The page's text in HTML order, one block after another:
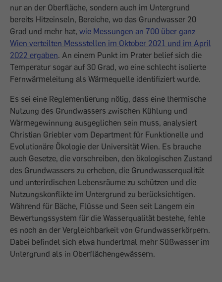
nur an der Oberfläche, sondern auch im Untergrund
bereits Hitzeinseln, Bereiche, wo das Grundwasser 20
Grad und mehr hat, wie Messungen an 700 über ganz
Wien verteilten Messstellen im Oktober 2021 und im April
2022 ergaben. An einem Punkt im Prater belief sich die
Temperatur sogar auf 30 Grad, wo eine schlecht isolierte
Fernwärmeleitung als Wärmequelle identifiziert wurde.
Es sei eine Reglementierung nötig, dass eine thermische
Nutzung des Grundwassers zwischen Kühlung und
Wärmegewinnung ausgeglichen sein muss, analysiert
Christian Griebler vom Department für Funktionelle und
Evolutionäre Ökologie der Universität Wien. Es brauche
auch Gesetze, die vorschreiben, den ökologischen Zustand
des Grundwassers zu erheben, die Grundwasserqualität
und unterirdischen Lebensräume zu schützen und die
Nutzungskonflikte im Untergrund zu berücksichtigen.
Während für Bäche, Flüsse und Seen seit Langem ein
Bewertungssystem für die Wasserqualität bestehe, fehle
es noch an der Vergleichbarkeit von Grundwasserkörpern.
Dabei befindet sich etwa hundertmal mehr Süßwasser im
Untergrund als in Oberflächengewässern.